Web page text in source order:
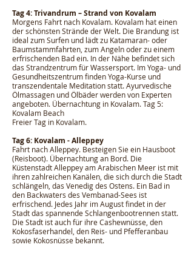
Tag 4: Trivandrum – Strand von Kovalam
Morgens Fahrt nach Kovalam. Kovalam hat einen
der schönsten Strände der Welt. Die Brandung ist
ideal zum Surfen und lädt zu Katamaran- oder
Baumstammfahrten, zum Angeln oder zu einem
erfrischenden Bad ein. In der Nähe befindet sich
das Strandzentrum für Wassersport. Im Yoga- und
Gesundheitszentrum finden Yoga-Kurse und
transzendentale Meditation statt. Ayurvedische
Ölmassagen und Ölbäder werden von Experten
angeboten. Übernachtung in Kovalam. Tag 5:
Kovalam Beach
Freier Tag in Kovalam.
Tag 6: Kovalam - Alleppey
Fahrt nach Alleppey. Besteigen Sie ein Hausboot
(Reisboot). Übernachtung an Bord. Die
Küstenstadt Alleppey am Arabischen Meer ist mit
ihren zahlreichen Kanälen, die sich durch die Stadt
schlängeln, das Venedig des Ostens. Ein Bad in
den Backwaters des Vembanad-Sees ist
erfrischend. Jedes Jahr im August findet in der
Stadt das spannende Schlangenbootrennen statt.
Die Stadt ist auch für ihre Cashewnüsse, den
Kokosfaserhandel, den Reis- und Pfefferanbau
sowie Kokosnüsse bekannt.